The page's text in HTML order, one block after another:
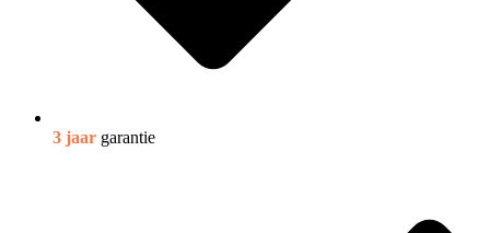
3 jaar garantie